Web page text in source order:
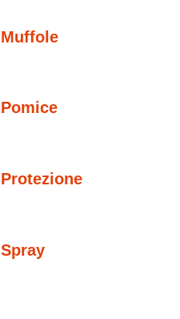
Muffole
Pomice
Protezione
Spray